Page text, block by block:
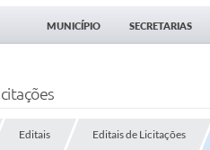
MUNICÍPIO SECRETARIAS
Editais Editais de Licitações